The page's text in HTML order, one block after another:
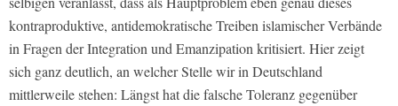
kontraproduktive, antidemokratische Treiben islamischer Verbände
in Fragen der Integration und Emanzipation kritisiert. Hier zeigt
sich ganz deutlich, an welcher Stelle wir in Deutschland
mittlerweile stehen: Längst hat die falsche Toleranz gegenüber